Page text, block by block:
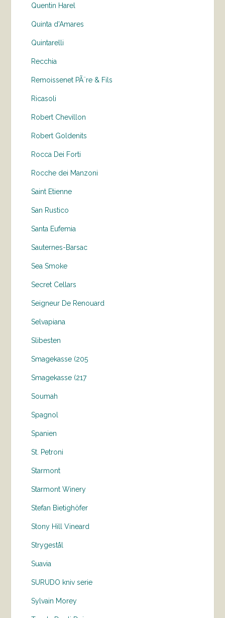
Quentin Harel
Quinta d'Amares
Quintarelli
Recchia
Remoissenet PÃ¨re & Fils
Ricasoli
Robert Chevillon
Robert Goldenits
Rocca Dei Forti
Rocche dei Manzoni
Saint Etienne
San Rustico
Santa Eufemia
Sauternes-Barsac
Sea Smoke
Secret Cellars
Seigneur De Renouard
Selvapiana
Slibesten
Smagekasse (205
Smagekasse (217
Soumah
Spagnol
Spanien
St. Petroni
Starmont
Starmont Winery
Stefan Bietighöfer
Stony Hill Vineard
Strygestål
Suavia
SURUDO kniv serie
Sylvain Morey